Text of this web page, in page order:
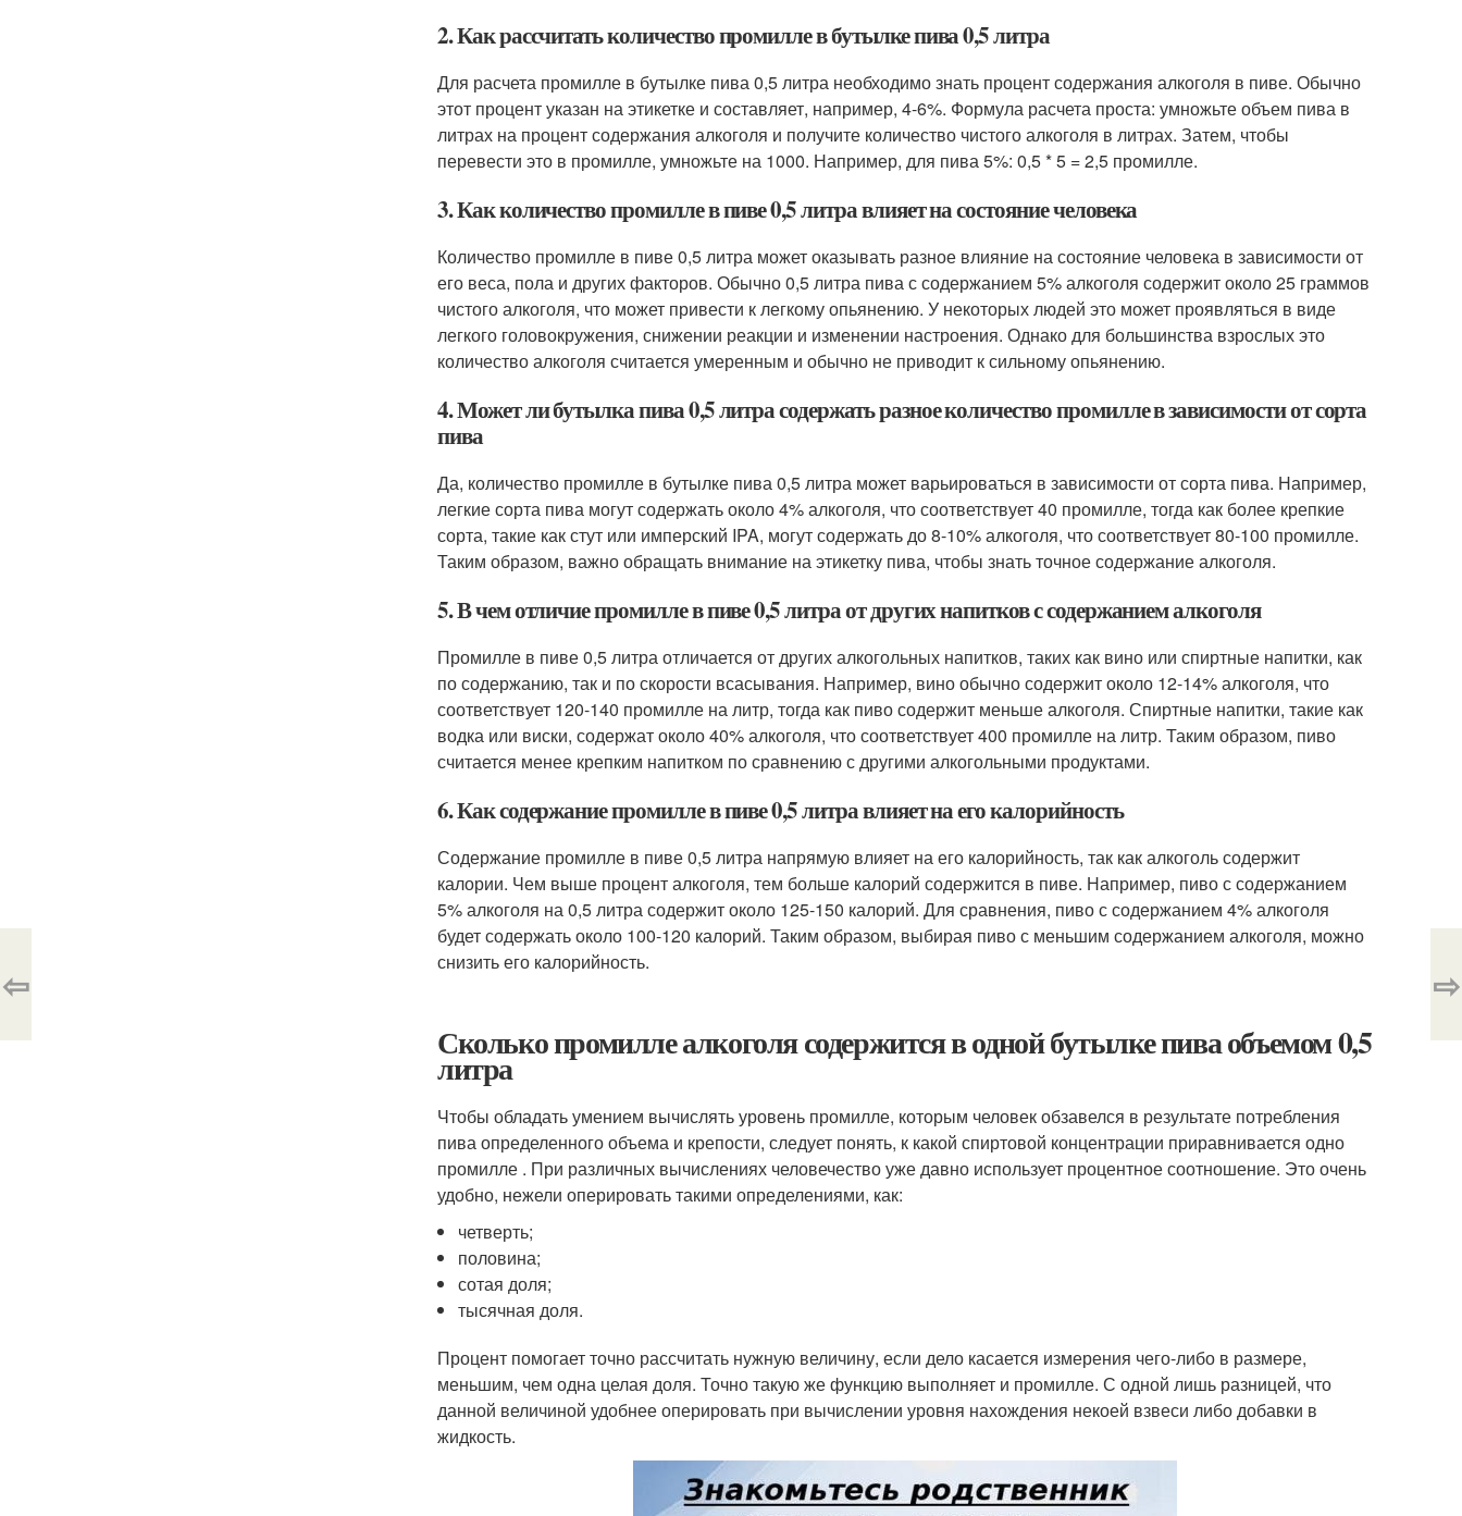
2. Как рассчитать количество промилле в бутылке пива 0,5 литра
Для расчета промилле в бутылке пива 0,5 литра необходимо знать процент содержания алкоголя в пиве. Обычно
этот процент указан на этикетке и составляет, например, 4-6%. Формула расчета проста: умножьте объем пива в
литрах на процент содержания алкоголя и получите количество чистого алкоголя в литрах. Затем, чтобы
перевести это в промилле, умножьте на 1000. Например, для пива 5%: 0,5 * 5 = 2,5 промилле.
3. Как количество промилле в пиве 0,5 литра влияет на состояние человека
Количество промилле в пиве 0,5 литра может оказывать разное влияние на состояние человека в зависимости от
его веса, пола и других факторов. Обычно 0,5 литра пива с содержанием 5% алкоголя содержит около 25 граммов
чистого алкоголя, что может привести к легкому опьянению. У некоторых людей это может проявляться в виде
легкого головокружения, снижении реакции и изменении настроения. Однако для большинства взрослых это
количество алкоголя считается умеренным и обычно не приводит к сильному опьянению.
4. Может ли бутылка пива 0,5 литра содержать разное количество промилле в зависимости от сорта
пива
Да, количество промилле в бутылке пива 0,5 литра может варьироваться в зависимости от сорта пива. Например,
легкие сорта пива могут содержать около 4% алкоголя, что соответствует 40 промилле, тогда как более крепкие
сорта, такие как стут или имперский IPA, могут содержать до 8-10% алкоголя, что соответствует 80-100 промилле.
Таким образом, важно обращать внимание на этикетку пива, чтобы знать точное содержание алкоголя.
5. В чем отличие промилле в пиве 0,5 литра от других напитков с содержанием алкоголя
Промилле в пиве 0,5 литра отличается от других алкогольных напитков, таких как вино или спиртные напитки, как
по содержанию, так и по скорости всасывания. Например, вино обычно содержит около 12-14% алкоголя, что
соответствует 120-140 промилле на литр, тогда как пиво содержит меньше алкоголя. Спиртные напитки, такие как
водка или виски, содержат около 40% алкоголя, что соответствует 400 промилле на литр. Таким образом, пиво
считается менее крепким напитком по сравнению с другими алкогольными продуктами.
6. Как содержание промилле в пиве 0,5 литра влияет на его калорийность
Содержание промилле в пиве 0,5 литра напрямую влияет на его калорийность, так как алкоголь содержит
калории. Чем выше процент алкоголя, тем больше калорий содержится в пиве. Например, пиво с содержанием
5% алкоголя на 0,5 литра содержит около 125-150 калорий. Для сравнения, пиво с содержанием 4% алкоголя
будет содержать около 100-120 калорий. Таким образом, выбирая пиво с меньшим содержанием алкоголя, можно
снизить его калорийность.
Сколько промилле алкоголя содержится в одной бутылке пива объемом 0,5
литра
Чтобы обладать умением вычислять уровень промилле, которым человек обзавелся в результате потребления
пива определенного объема и крепости, следует понять, к какой спиртовой концентрации приравнивается одно
промилле . При различных вычислениях человечество уже давно использует процентное соотношение. Это очень
удобно, нежели оперировать такими определениями, как:
четверть;
половина;
сотая доля;
тысячная доля.
Процент помогает точно рассчитать нужную величину, если дело касается измерения чего-либо в размере,
меньшим, чем одна целая доля. Точно такую же функцию выполняет и промилле. С одной лишь разницей, что
данной величиной удобнее оперировать при вычислении уровня нахождения некоей взвеси либо добавки в
жидкость.
⇦ ⇨